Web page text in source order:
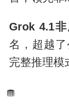
Grok 4.1
名，超越
完整推理模